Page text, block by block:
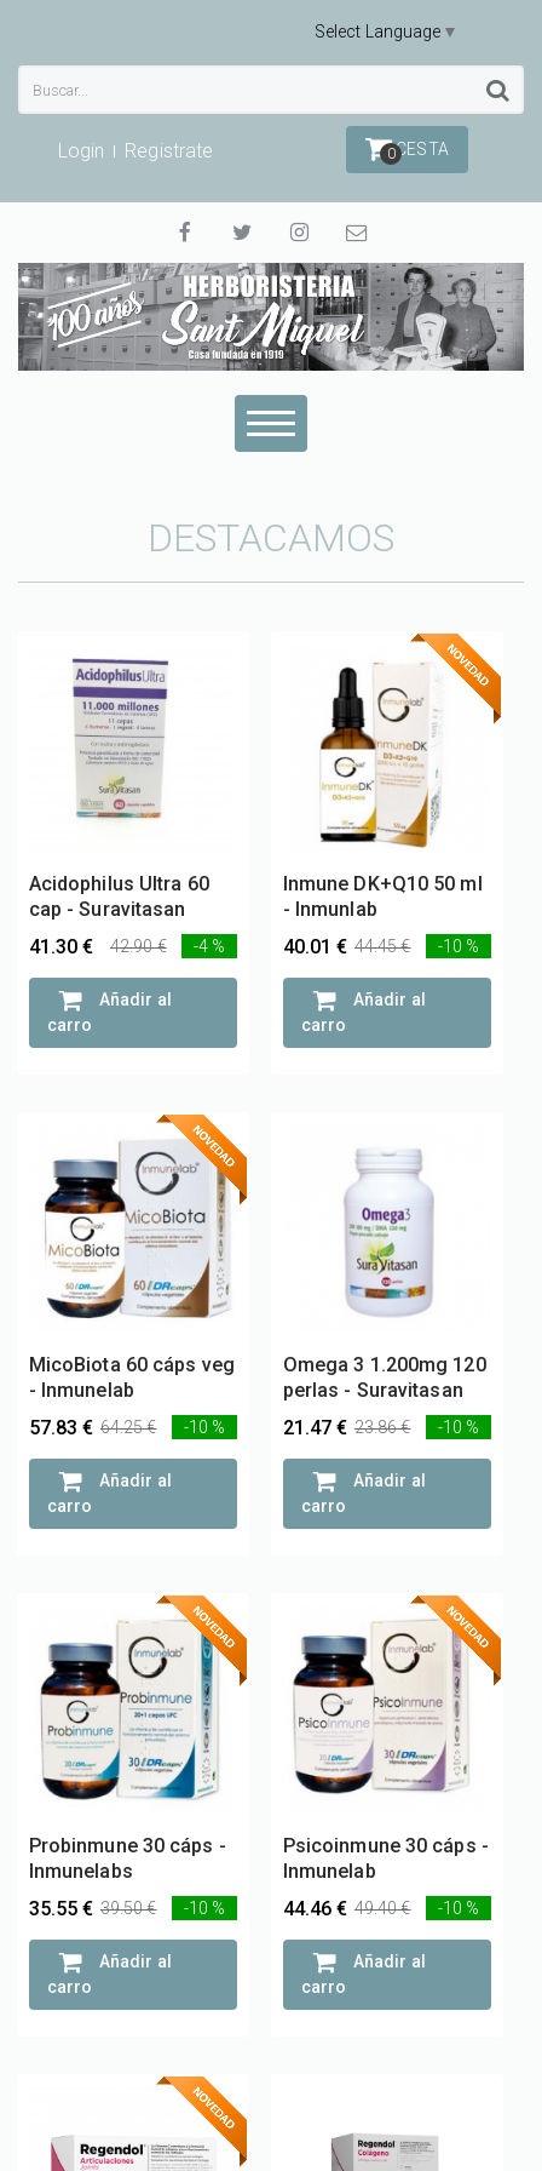
Select Language ▼
Login Registrate 0CESTA
DESTACAMOS
Acidophilus Ultra 60
cap - Suravitasan
41.30 €
42.90 € -4 %
Añadir al
carro
Inmune DK+Q10 50 ml
- Inmunlab
40.01 € 44.45 € -10 %
Añadir al
carro
MicoBiota 60 cáps veg
- Inmunelab
57.83 € 64.25 € -10 %
Añadir al
carro
Omega 3 1.200mg 120
perlas - Suravitasan
21.47 € 23.86 € -10 %
Añadir al
carro
Probinmune 30 cáps -
Inmunelabs
35.55 € 39.50 € -10 %
Añadir al
carro
Psicoinmune 30 cáps -
Inmunelab
44.46 € 49.40 € -10 %
Añadir al
carro